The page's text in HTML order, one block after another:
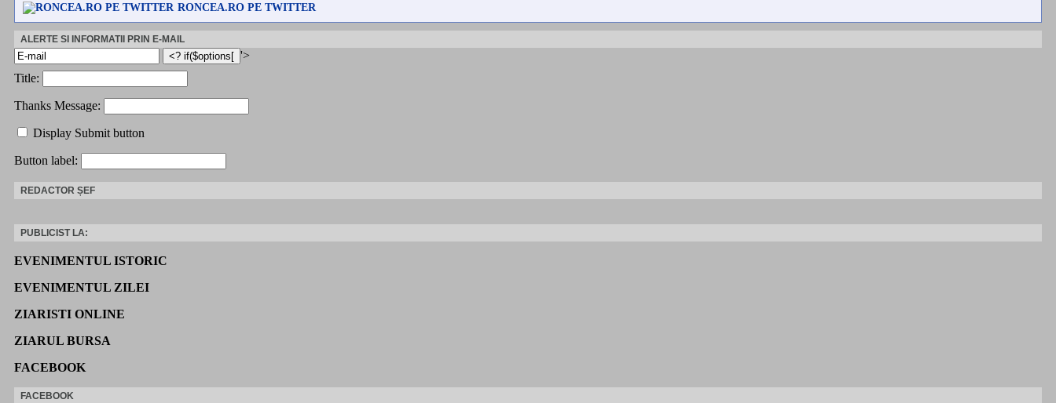
RONCEA.RO PE TWITTER
ALERTE SI INFORMATII PRIN E-MAIL
'>
Title:
Thanks Message:
Display Submit button
Button label:
REDACTOR ȘEF
PUBLICIST LA:
EVENIMENTUL ISTORIC
EVENIMENTUL ZILEI
ZIARISTI ONLINE
ZIARUL BURSA
FACEBOOK
FACEBOOK